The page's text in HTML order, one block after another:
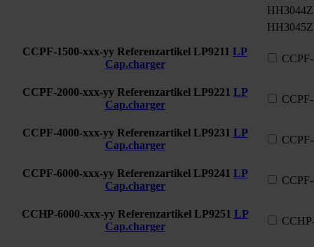
HH3044Z
HH3045Z
CCPF-1500-xxx-yy Referenzartikel LP9211 LP
Cap.charger
CCPF-2000-xxx-yy Referenzartikel LP9221 LP
Cap.charger
CCPF-4000-xxx-yy Referenzartikel LP9231 LP
Cap.charger
CCPF-6000-xxx-yy Referenzartikel LP9241 LP
Cap.charger
CCHP-6000-xxx-yy Referenzartikel LP9251 LP
Cap.charger